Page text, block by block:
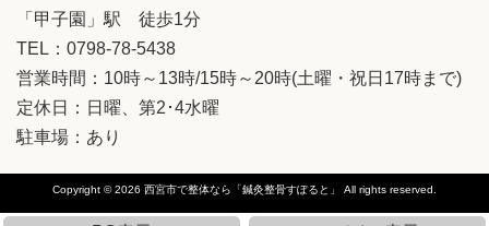
「甲子園」駅 徒歩1分
TEL：0798-78-5438
営業時間：10時～13時/15時～20時(土曜・祝日17時まで)
定休日：日曜、第2･4水曜
駐車場：あり
Copyright © 2026 西宮市で整体なら「鍼灸整骨すぽると」 All rights reserved.